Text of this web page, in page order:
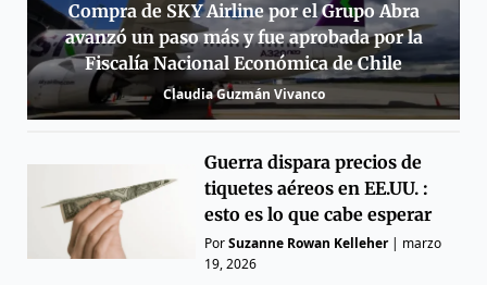
Compra de SKY Airline por el Grupo Abra
avanzó un paso más y fue aprobada por la
Fiscalía Nacional Económica de Chile
Claudia Guzmán Vivanco
Guerra dispara precios de
tiquetes aéreos en EE.UU. :
esto es lo que cabe esperar
PorSuzanne Rowan Kelleher| marzo
19, 2026